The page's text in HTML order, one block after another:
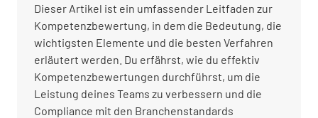
Dieser Artikel ist ein umfassender Leitfaden zur
Kompetenzbewertung, in dem die Bedeutung, die
wichtigsten Elemente und die besten Verfahren
erläutert werden. Du erfährst, wie du effektiv
Kompetenzbewertungen durchführst, um die
Leistung deines Teams zu verbessern und die
Compliance mit den Branchenstandards